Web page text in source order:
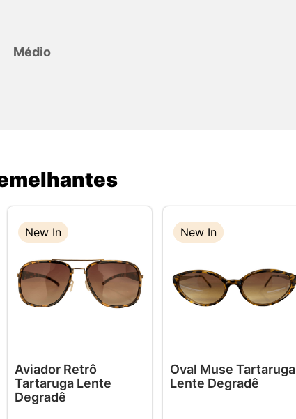
Médio
New In
Aviador Retrô
Tartaruga Lente
Degradê
New In
New In
Oval Muse Tartaruga
Lente Degradê